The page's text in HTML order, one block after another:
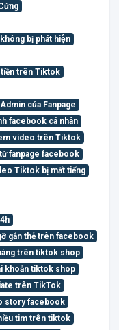
bị phát hiện
tiền trên Tiktok
của Fanpage
facebook cá nhân
video trên Tiktok
fanpage facebook
Tiktok bị mất tiếng
gắn thẻ trên facebook
trên tiktok shop
khoản tiktok shop
trên TikTok
story facebook
tim trên tiktok